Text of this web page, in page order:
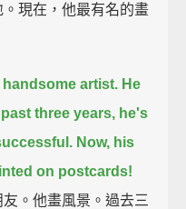
現在，他最有名的畫
handsome artist. He
three years, he's
Now, his
on postcards!
。他畫風景。過去三